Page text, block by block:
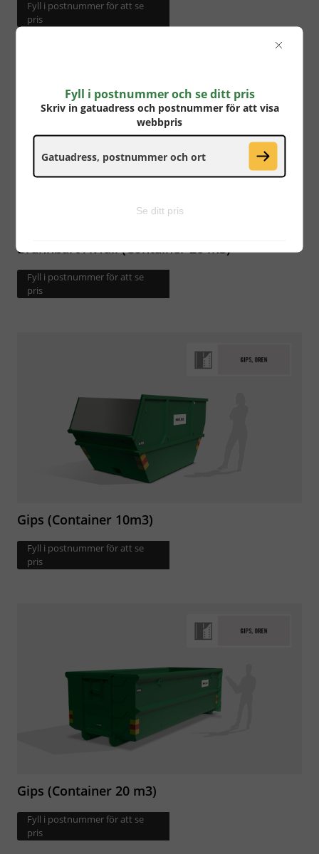
Fyll i postnummer för att se
pris
Brännbart Avfall (Container 20 m3)
Fyll i postnummer för att se
pris
Gips (Container 10m3)
Fyll i postnummer för att se
pris
Gips (Container 20 m3)
Fyll i postnummer för att se
pris
Fyll i postnummer och se ditt pris
Skriv in gatuadress och postnummer för att visa
webbpris
Se ditt pris